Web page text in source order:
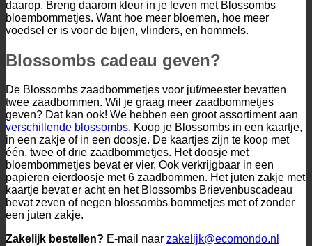
daarop. Breng daarom kleur in je leven met Blossombs
bloembommetjes. Want hoe meer bloemen, hoe meer
voedsel er is voor de bijen, vlinders, en hommels.
Blossombs cadeau geven?
De Blossombs zaadbommetjes voor juf/meester bevatten
twee zaadbommen. Wil je graag meer zaadbommetjes
geven? Dat kan ook! We hebben een groot assortiment aan
verschillende blossombs. Koop je Blossombs in een kaartje,
in een zakje of in een doosje. De kaartjes zijn te koop met
één, twee of drie zaadbommetjes. Het doosje met
bloembommetjes bevat er vier. Ook verkrijgbaar in een
papieren eierdoosje met 6 zaadbommen. Het juten zakje met
kaartje bevat er acht en het Blossombs Brievenbuscadeau
bevat zeven of negen blossombs bommetjes met of zonder
een juten zakje.
Zakelijk bestellen? E-mail naar zakelijk@ecomondo.nl